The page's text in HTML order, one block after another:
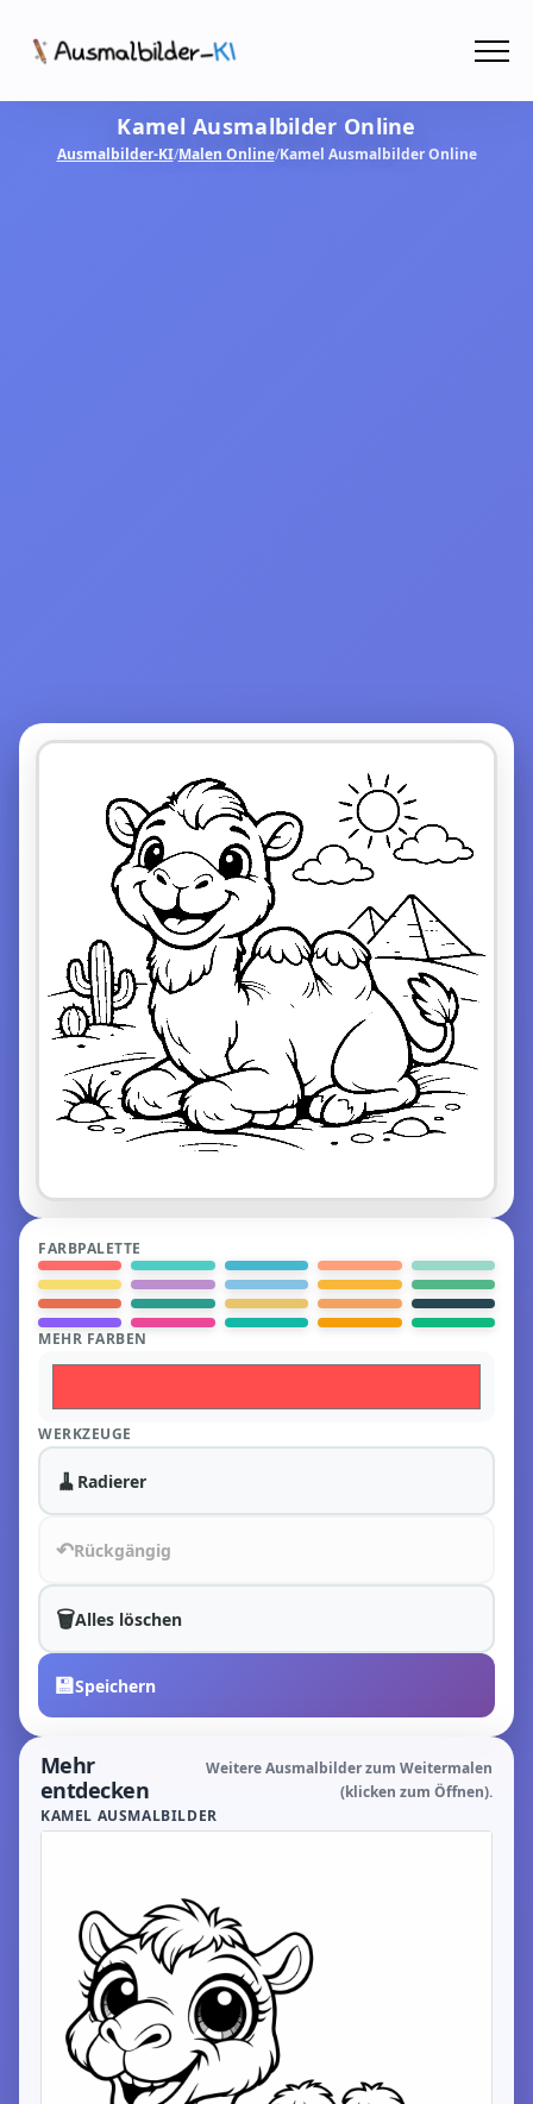
AusmalbilderKamel Ausmalbilder Online
Ausmalbilder-KI/Malen Online/Kamel Ausmalbilder Online
FARBPALETTE
MEHR FARBEN
WERKZEUGE
🧹 Radierer
↶Rückgängig
🗑️Alles löschen
💾Speichern
Mehr
entdecken
Weitere Ausmalbilder zum Weitermalen
(klicken zum Öffnen).
KAMEL AUSMALBILDER